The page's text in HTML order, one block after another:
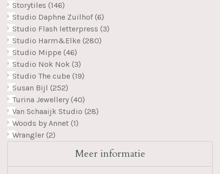
Storytiles (146)
Studio Daphne Zuilhof (6)
Studio Flash letterpress (3)
Studio Harm&Elke (280)
Studio Mippe (46)
Studio Nok Nok (3)
Studio The cube (19)
Susan Bijl (252)
Turina Jewellery (40)
Van Schaaijk Studio (28)
Woods by Annet (1)
Wrangler (2)
Meer informatie